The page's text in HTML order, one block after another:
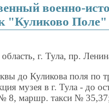
военно-
"Куликово Поле"
область, г. Тула, пр.
до Куликова поля по
музея в г. Тула - до
8, маршр. такси №